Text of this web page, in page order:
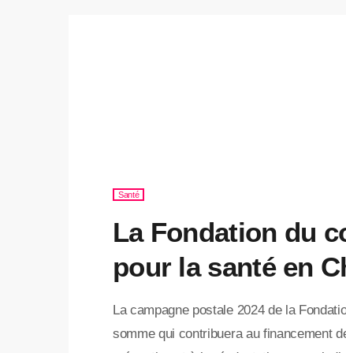
Santé
La Fondation du
pour la santé en
La campagne postale 2024 de la
somme qui contribuera au financement